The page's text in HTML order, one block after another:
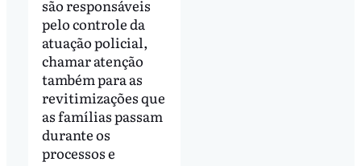
são responsáveis
pelo controle da
atuação policial,
chamar atenção
também para as
revitimizações que
as famílias passam
durante os
processos e